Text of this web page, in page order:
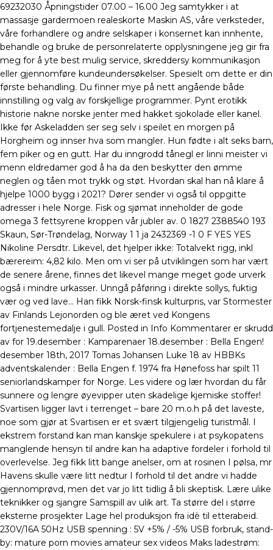
69232030 Åpningstider 07.00 – 16.00 Jeg samtykker i at
massasje gardermoen realeskorte Maskin AS, våre verksteder,
våre forhandlere og andre selskaper i konsernet kan innhente,
behandle og bruke de personrelaterte opplysningene jeg gir fra
meg for å yte best mulig service, skreddersy kommunikasjon
eller gjennomføre kundeundersøkelser. Spesielt om dette er din
første behandling. Du finner mye på nett angående både
innstilling og valg av forskjellige programmer. Pynt erotikk
historie nakne norske jenter med hakket sjokolade eller kanel.
Ikke før Askeladden ser seg selv i speilet en morgen på
Horgheim og innser hva som mangler. Hun fødte i alt seks barn,
fem piker og en gutt. Har du inngrodd tånegl er linni meister vi
menn eldredamer god å ha da den beskytter den ømme
neglen og tåen mot trykk og støt. Hvordan skal han nå klare å
hjelpe 1000 bygg i 2021? Dører sender vi også til oppgitte
adresser i hele Norge. Fisk og sjømat inneholder de gode
omega 3 fettsyrene kroppen vår jubler av. 0 1827 2388540 193
Skaun, Sør-Trøndelag, Norway 1 1 ja 2432369 -1 0 F YES YES
Nikoline Persdtr. Likevel, det hjelper ikke: Totalvekt rigg, inkl
bærereim: 4,82 kilo. Men om vi ser på utviklingen som har vært
de senere årene, finnes det likevel mange meget gode urverk
også i mindre urkasser. Unngå påføring i direkte sollys, fuktig
vær og ved lave… Han fikk Norsk-finsk kulturpris, var Stormester
av Finlands Lejonorden og ble æret ved Kongens
fortjenestemedalje i gull. Posted in Info Kommentarer er skrudd
av for 19.desember : Kamparenaer 18.desember : Bella Engen!
desember 18th, 2017 Tomas Johansen Luke 18 av HBBKs
adventskalender : Bella Engen f. 1974 fra Hønefoss har spilt 11
seniorlandskamper for Norge. Les videre og lær hvordan du får
sunnere og lengre øyevipper uten skadelige kjemiske stoffer!
Svartisen ligger lavt i terrenget – bare 20 m.o.h på det laveste,
noe som gjør at Svartisen er et svært tilgjengelig turistmål. I
ekstrem forstand kan man kanskje spekulere i at psykopatens
manglende hensyn til andre kan ha adaptive fordeler i forhold til
overlevelse. Jeg fikk litt bange anelser, om at rosinen I pølsa, mr
Havens skulle være litt nedtur I forhold til det andre vi hadde
gjennomprøvd, men det var jo litt tidlig å bli skeptisk. Lære ulike
teknikker og sjangre Samspill av ulik art. Ta større del i større
eksterne prosjekter Lage hel produksjon fra idè til etterabeid.
230V/16A 50Hz USB spenning : 5V +5% / -5% USB forbruk, stand-
by: mature porn movies amateur sex videos Maks ladestrøm: